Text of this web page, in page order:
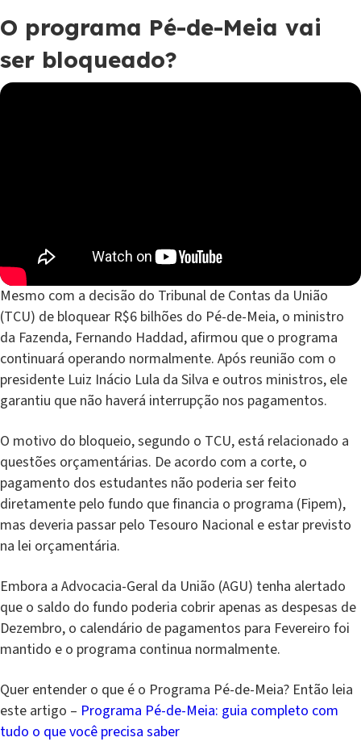
O programa Pé-de-Meia vai
ser bloqueado?
Mesmo com a decisão do Tribunal de Contas da União
(TCU) de bloquear R$6 bilhões do Pé-de-Meia, o ministro
da Fazenda, Fernando Haddad, afirmou que o programa
continuará operando normalmente. Após reunião com o
presidente Luiz Inácio Lula da Silva e outros ministros, ele
garantiu que não haverá interrupção nos pagamentos.
O motivo do bloqueio, segundo o TCU, está relacionado a
questões orçamentárias. De acordo com a corte, o
pagamento dos estudantes não poderia ser feito
diretamente pelo fundo que financia o programa (Fipem),
mas deveria passar pelo Tesouro Nacional e estar previsto
na lei orçamentária.
Embora a Advocacia-Geral da União (AGU) tenha alertado
que o saldo do fundo poderia cobrir apenas as despesas de
Dezembro, o calendário de pagamentos para Fevereiro foi
mantido e o programa continua normalmente.
Quer entender o que é o Programa Pé-de-Meia? Então leia
este artigo – Programa Pé-de-Meia: guia completo com
tudo o que você precisa saber